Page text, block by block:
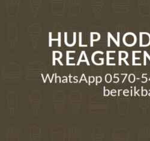
HULP
WhatsApp 0570-